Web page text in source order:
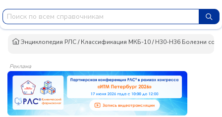
Энциклопедия РЛС/Классификация МКБ-10/H30-H36 Болезни
Реклама